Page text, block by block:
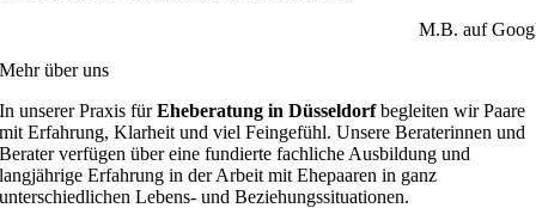
M.B. auf
Mehr über uns
In unserer Praxis fürEheberatung in Düsseldorfbegleiten wir Paare
mit Erfahrung, Klarheit und viel Feingefühl. Unsere Beraterinnen und
Berater verfügen über eine fundierte fachliche Ausbildung und
langjährige Erfahrung in der Arbeit mit Ehepaaren in ganz
unterschiedlichen Lebens- und Beziehungssituationen.